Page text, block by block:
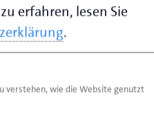
erfahren, lesen Sie
.
verstehen, wie die Website genutzt